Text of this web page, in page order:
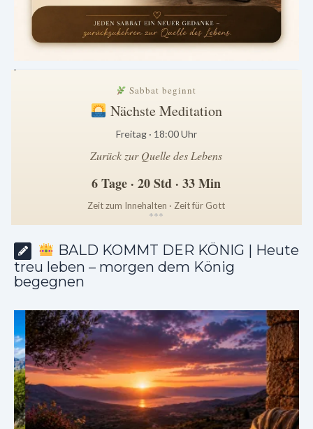
.
Sabbat beginnt
Nächste Meditation
Freitag · 18:00 Uhr
Zurück zur Quelle des Lebens
6 Tage · 20 Std · 33 Min
Zeit zum Innehalten · Zeit für Gott
***
BALD KOMMT DER KÖNIG | Heute
treu leben – morgen dem König
begegnen